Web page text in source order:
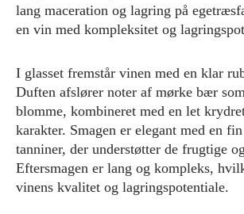
lang maceration og lagring på
en vin med kompleksitet og
I glasset fremstår vinen med en klar
Duften afslører noter af mørke bær
blomme, kombineret med en let
karakter. Smagen er elegant med en
tanniner, der understøtter de frugtige
Eftersmagen er lang og kompleks,
vinens kvalitet og lagringspotentiale.